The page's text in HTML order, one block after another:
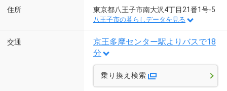
住所 東京都八王子市南大沢4丁目21番1号-5
八王子市の暮らしデータを見る
交通
京王多摩センター駅よりバスで18
分
乗り換え検索